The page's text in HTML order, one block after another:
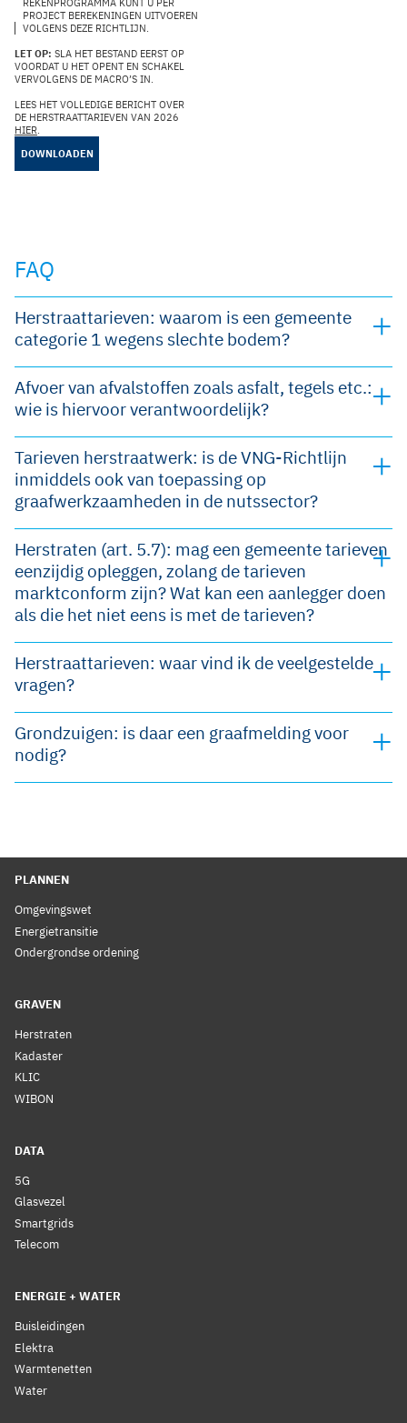
REKENPROGRAMMA KUNT U PER
PROJECT BEREKENINGEN UITVOEREN
VOLGENS DEZE RICHTLIJN.
LET OP: SLA HET BESTAND EERST OP
VOORDAT U HET OPENT EN SCHAKEL
VERVOLGENS DE MACRO’S IN.
LEES HET VOLLEDIGE BERICHT OVER
DE HERSTRAATTARIEVEN VAN 2026
HIER.
DOWNLOADEN
FAQ
Herstraattarieven: waarom is een gemeente
categorie 1 wegens slechte bodem?
Afvoer van afvalstoffen zoals asfalt, tegels etc.:
wie is hiervoor verantwoordelijk?
Tarieven herstraatwerk: is de VNG-Richtlijn
inmiddels ook van toepassing op
graafwerkzaamheden in de nutssector?
Herstraten (art. 5.7): mag een gemeente tarieven
eenzijdig opleggen, zolang de tarieven
marktconform zijn? Wat kan een aanlegger doen
als die het niet eens is met de tarieven?
Herstraattarieven: waar vind ik de veelgestelde
vragen?
Grondzuigen: is daar een graafmelding voor
nodig?
PLANNEN
Omgevingswet
Energietransitie
Ondergrondse ordening
GRAVEN
Herstraten
Kadaster
KLIC
WIBON
DATA
5G
Glasvezel
Smartgrids
Telecom
ENERGIE + WATER
Buisleidingen
Elektra
Warmtenetten
Water